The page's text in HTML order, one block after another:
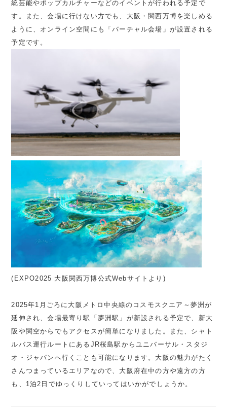
統芸能やポップカルチャーなどのイベントが行われる予定で
す。また、会場に行けない方でも、大阪・関西万博を楽しめる
ように、オンライン空間にも「バーチャル会場」が設置される
予定です。
(EXPO2025 大阪関西万博公式Webサイトより)
2025年1月ごろに大阪メトロ中央線のコスモスクエア～夢洲が
延伸され、会場最寄り駅「夢洲駅」が新設される予定で、新大
阪や関空からでもアクセスが簡単になりました。また、シャト
ルバス運行ルートにあるJR桜島駅からユニバーサル・スタジ
オ・ジャパンへ行くことも可能になります。大阪の魅力がたく
さんつまっているエリアなので、大阪府在中の方や遠方の方
も、1泊2日でゆっくりしていってはいかがでしょうか。